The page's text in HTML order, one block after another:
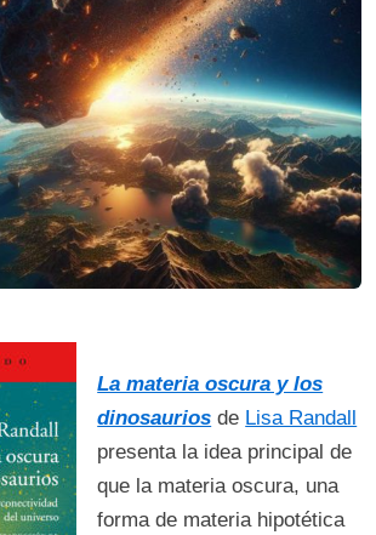
La materia oscura y los
dinosaurios de Lisa Randall
presenta la idea principal de
que la materia oscura, una
forma de materia hipotética